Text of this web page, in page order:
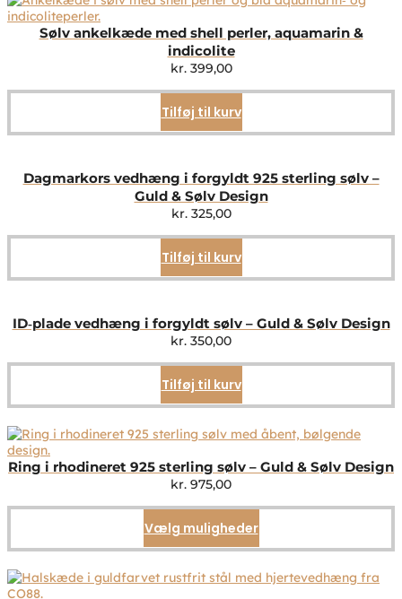
Sølv ankelkæde med shell perler, aquamarin &
indicolite
kr.399,00
Tilføj til kurv
Dagmarkors vedhæng i forgyldt 925 sterling sølv –
Guld & Sølv Design
kr.325,00
Tilføj til kurv
ID‑plade vedhæng i forgyldt sølv – Guld & Sølv Design
kr. 350,00
Tilføj til kurv
Ring i rhodineret 925 sterling sølv – Guld & Sølv Design
kr. 975,00
Vælg mulighederDette
vare
flere